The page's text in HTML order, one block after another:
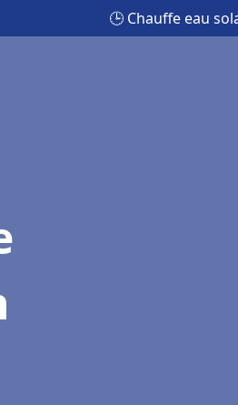
🕒 Chauffe eau